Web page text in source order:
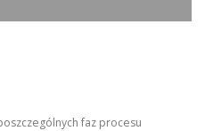
faz procesu